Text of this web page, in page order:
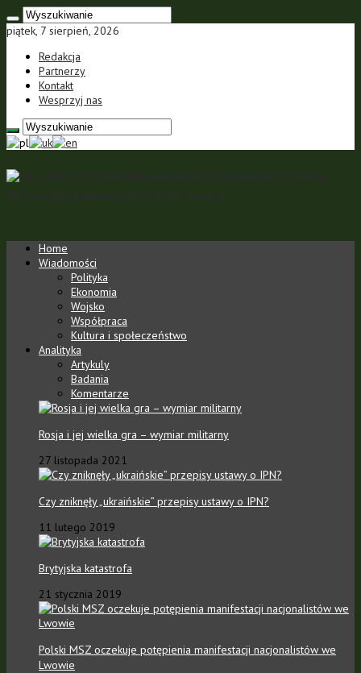
piątek, 7 sierpień, 2026
Redakcja
Partnerzy
Kontakt
Wesprzyj nas
Home
Wiadomości
Polityka
Ekonomia
Wojsko
Współpraca
Kultura i społeczeństwo
Analityka
Artykuly
Badania
Komentarze
Rosja i jej wielka gra – wymiar militarny
27 listopada 2021
Czy zniknęły „ukraińskie” przepisy ustawy o IPN?
11 lutego 2019
Brytyjska katastrofa
21 stycznia 2019
Polski MSZ oczekuje potępienia manifestacji nacjonalistów we
Lwowie